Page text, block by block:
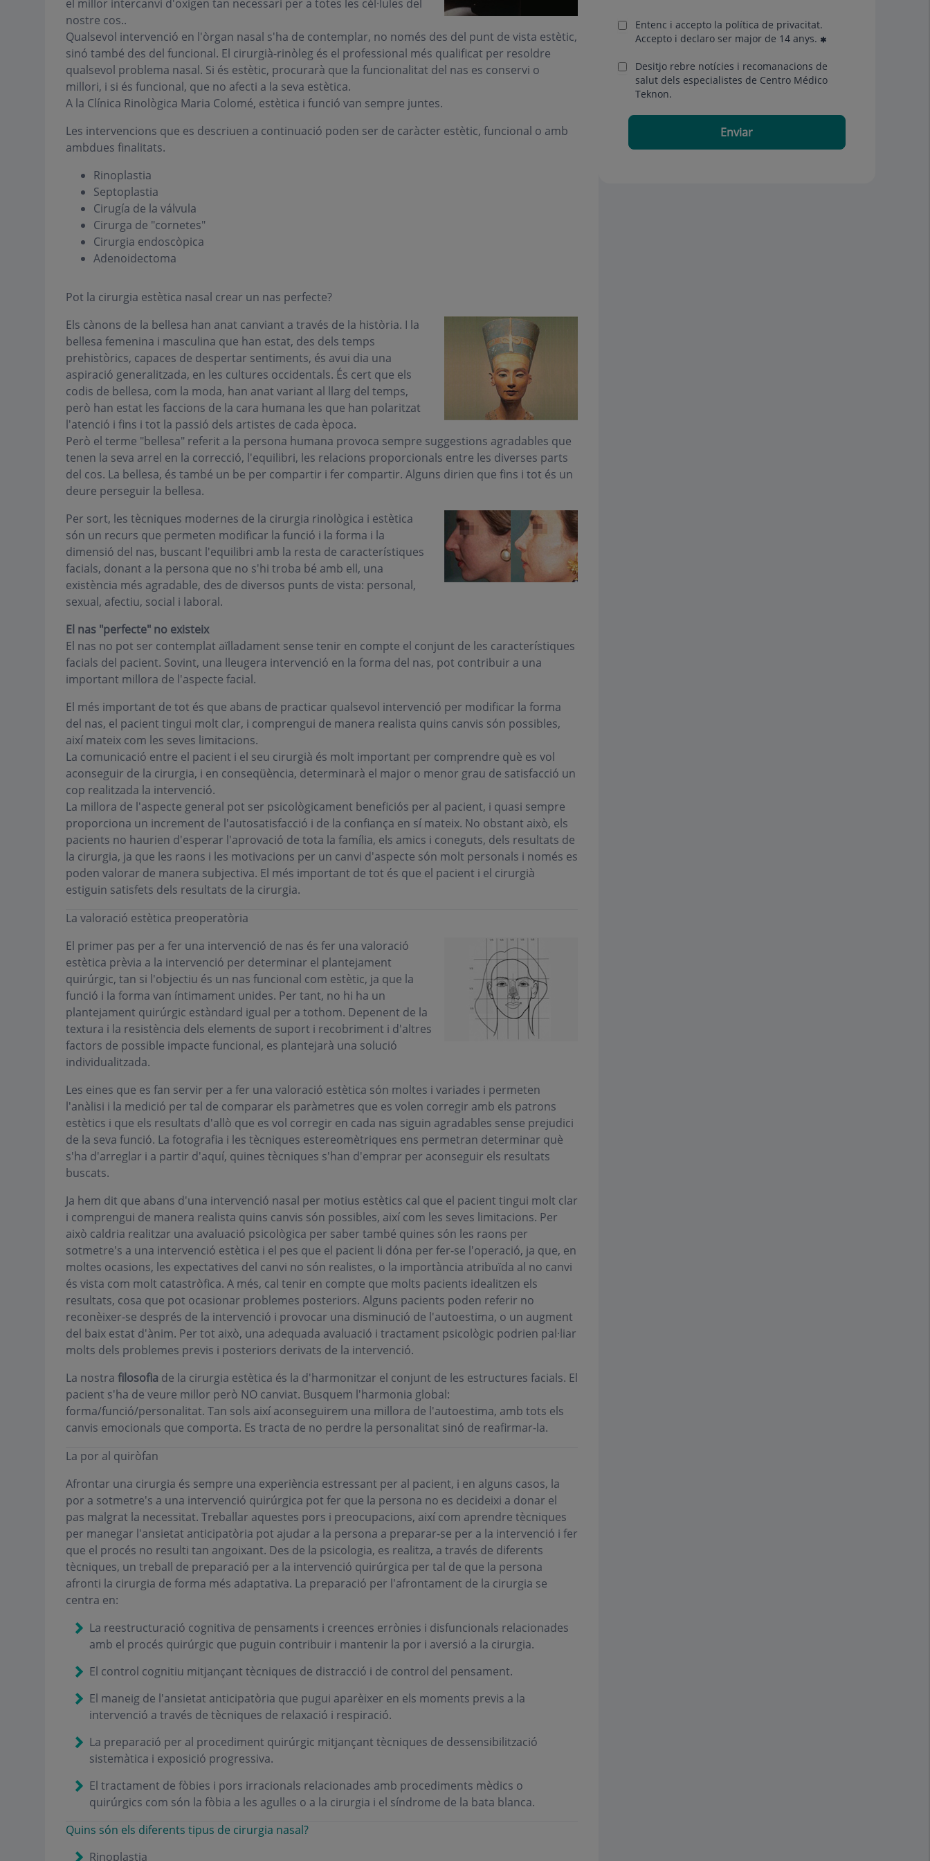
el millor intercanvi d'oxigen tan necessari per a totes les cèl·lules del
nostre cos..
Qualsevol intervenció en l'òrgan nasal s'ha de contemplar, no només des del punt de vista estètic,
sinó també des del funcional. El cirurgià-rinòleg és el professional més qualificat per resoldre
qualsevol problema nasal. Si és estètic, procurarà que la funcionalitat del nas es conservi o
millori, i si és funcional, que no afecti a la seva estètica.
A la Clínica Rinològica Maria Colomé, estètica i funció van sempre juntes.
Les intervencions que es descriuen a continuació poden ser de caràcter estètic, funcional o amb
ambdues finalitats.
Rinoplastia
Septoplastia
Cirugía de la válvula
Cirurga de "cornetes"
Cirurgia endoscòpica
Adenoidectoma
Pot la cirurgia estètica nasal crear un nas perfecte?
Els cànons de la bellesa han anat canviant a través de la història. I la
bellesa femenina i masculina que han estat, des dels temps
prehistòrics, capaces de despertar sentiments, és avui dia una
aspiració generalitzada, en les cultures occidentals. És cert que els
codis de bellesa, com la moda, han anat variant al llarg del temps,
però han estat les faccions de la cara humana les que han polaritzat
l'atenció i fins i tot la passió dels artistes de cada època.
Però el terme "bellesa" referit a la persona humana provoca sempre suggestions agradables que
tenen la seva arrel en la correcció, l'equilibri, les relacions proporcionals entre les diverses parts
del cos. La bellesa, és també un be per compartir i fer compartir. Alguns dirien que fins i tot és un
deure perseguir la bellesa.
Per sort, les tècniques modernes de la cirurgia rinològica i estètica
són un recurs que permeten modificar la funció i la forma i la
dimensió del nas, buscant l'equilibri amb la resta de característiques
facials, donant a la persona que no s'hi troba bé amb ell, una
existència més agradable, des de diversos punts de vista: personal,
sexual, afectiu, social i laboral.
El nas "perfecte" no existeix
El nas no pot ser contemplat aïlladament sense tenir en compte el conjunt de les característiques
facials del pacient. Sovint, una lleugera intervenció en la forma del nas, pot contribuir a una
important millora de l'aspecte facial.
El més important de tot és que abans de practicar qualsevol intervenció per modificar la forma
del nas, el pacient tingui molt clar, i comprengui de manera realista quins canvis són possibles,
així mateix com les seves limitacions.
La comunicació entre el pacient i el seu cirurgià és molt important per comprendre què es vol
aconseguir de la cirurgia, i en conseqüència, determinarà el major o menor grau de satisfacció un
cop realitzada la intervenció.
La millora de l'aspecte general pot ser psicològicament beneficiós per al pacient, i quasi sempre
proporciona un increment de l'autosatisfacció i de la confiança en sí mateix. No obstant això, els
pacients no haurien d'esperar l'aprovació de tota la família, els amics i coneguts, dels resultats de
la cirurgia, ja que les raons i les motivacions per un canvi d'aspecte són molt personals i només es
poden valorar de manera subjectiva. El més important de tot és que el pacient i el cirurgià
estiguin satisfets dels resultats de la cirurgia.
La valoració estètica preoperatòria
El primer pas per a fer una intervenció de nas és fer una valoració
estètica prèvia a la intervenció per determinar el plantejament
quirúrgic, tan si l'objectiu és un nas funcional com estètic, ja que la
funció i la forma van íntimament unides. Per tant, no hi ha un
plantejament quirúrgic estàndard igual per a tothom. Depenent de la
textura i la resistència dels elements de suport i recobriment i d'altres
factors de possible impacte funcional, es plantejarà una solució
individualitzada.
Les eines que es fan servir per a fer una valoració estètica són moltes i variades i permeten
l'anàlisi i la medició per tal de comparar els paràmetres que es volen corregir amb els patrons
estètics i que els resultats d'allò que es vol corregir en cada nas siguin agradables sense prejudici
de la seva funció. La fotografia i les tècniques estereomètriques ens permetran determinar què
s'ha d'arreglar i a partir d'aquí, quines tècniques s'han d'emprar per aconseguir els resultats
buscats.
Ja hem dit que abans d'una intervenció nasal per motius estètics cal que el pacient tingui molt clar
i comprengui de manera realista quins canvis són possibles, així com les seves limitacions. Per
això caldria realitzar una avaluació psicològica per saber també quines són les raons per
sotmetre's a una intervenció estètica i el pes que el pacient li dóna per fer-se l'operació, ja que, en
moltes ocasions, les expectatives del canvi no són realistes, o la importància atribuïda al no canvi
és vista com molt catastròfica. A més, cal tenir en compte que molts pacients idealitzen els
resultats, cosa que pot ocasionar problemes posteriors. Alguns pacients poden referir no
reconèixer-se després de la intervenció i provocar una disminució de l'autoestima, o un augment
del baix estat d'ànim. Per tot això, una adequada avaluació i tractament psicològic podrien pal·liar
molts dels problemes previs i posteriors derivats de la intervenció.
La nostra filosofia de la cirurgia estètica és la d'harmonitzar el conjunt de les estructures facials. El
pacient s'ha de veure millor però NO canviat. Busquem l'harmonia global:
forma/funció/personalitat. Tan sols així aconseguirem una millora de l'autoestima, amb tots els
canvis emocionals que comporta. Es tracta de no perdre la personalitat sinó de reafirmar-la.
La por al quiròfan
Afrontar una cirurgia és sempre una experiència estressant per al pacient, i en alguns casos, la
por a sotmetre's a una intervenció quirúrgica pot fer que la persona no es decideixi a donar el
pas malgrat la necessitat. Treballar aquestes pors i preocupacions, així com aprendre tècniques
per manegar l'ansietat anticipatòria pot ajudar a la persona a preparar-se per a la intervenció i fer
que el procés no resulti tan angoixant. Des de la psicologia, es realitza, a través de diferents
tècniques, un treball de preparació per a la intervenció quirúrgica per tal de que la persona
afronti la cirurgia de forma més adaptativa. La preparació per l'afrontament de la cirurgia se
centra en:
La reestructuració cognitiva de pensaments i creences errònies i disfuncionals relacionades
amb el procés quirúrgic que puguin contribuir i mantenir la por i aversió a la cirurgia.
El control cognitiu mitjançant tècniques de distracció i de control del pensament.
El maneig de l'ansietat anticipatòria que pugui aparèixer en els moments previs a la
intervenció a través de tècniques de relaxació i respiració.
La preparació per al procediment quirúrgic mitjançant tècniques de dessensibilització
sistemàtica i exposició progressiva.
El tractament de fòbies i pors irracionals relacionades amb procediments mèdics o
quirúrgics com són la fòbia a les agulles o a la cirurgia i el síndrome de la bata blanca.
Quins són els diferents tipus de cirurgia nasal?
Rinoplastia
Entenc i accepto la política de privacitat.
Accepto i declaro ser major de 14 anys.
Desitjo rebre notícies i recomanacions de
salut dels especialistes de Centro Médico
Teknon.
Enviar